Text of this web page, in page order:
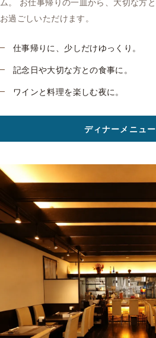
お過ごしいただけます。
仕事帰りに、少しだけゆっくり。
記念日や大切な方との食事に。
ワインと料理を楽しむ夜に。
ディナーメニュ